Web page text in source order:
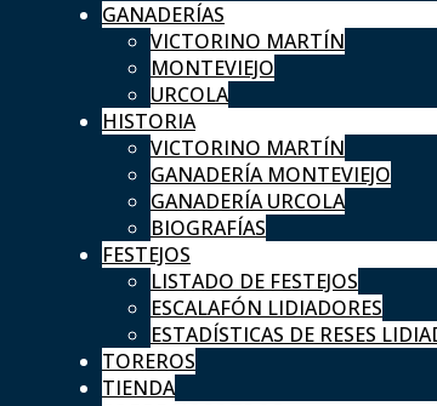
GANADERÍAS
VICTORINO MARTÍN
MONTEVIEJO
URCOLA
HISTORIA
VICTORINO MARTÍN
GANADERÍA MONTEVIEJO
GANADERÍA URCOLA
BIOGRAFÍAS
FESTEJOS
LISTADO DE FESTEJOS
ESCALAFÓN LIDIADORES
ESTADÍSTICAS DE RESES
TOREROS
TIENDA